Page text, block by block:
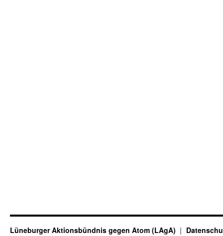
Lüneburger Aktionsbündnis gegen Atom (LAgA)